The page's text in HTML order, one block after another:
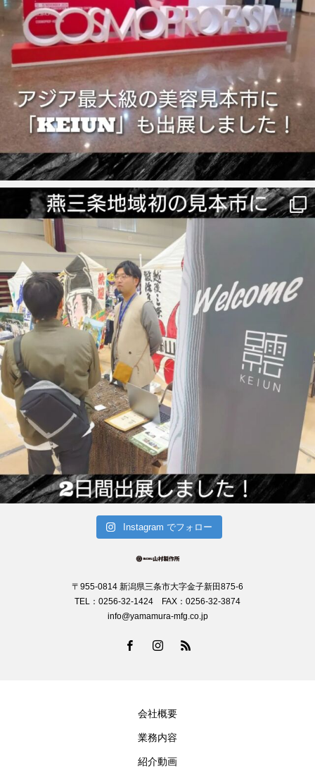
Instagram でフォロー
〒955-0814 新潟県三条市大字金子新田875-6
TEL：0256-32-1424 FAX：0256-32-3874
info@yamamura-mfg.co.jp
会社概要
業務内容
紹介動画